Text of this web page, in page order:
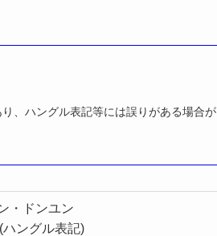
、ハングル表記等には誤りがある場合が
・ドンユン
ハングル表記)